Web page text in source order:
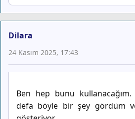
Dilara
24 Kasım 2025, 17:43
Ben hep bunu
defa böyle bir şey gördüm